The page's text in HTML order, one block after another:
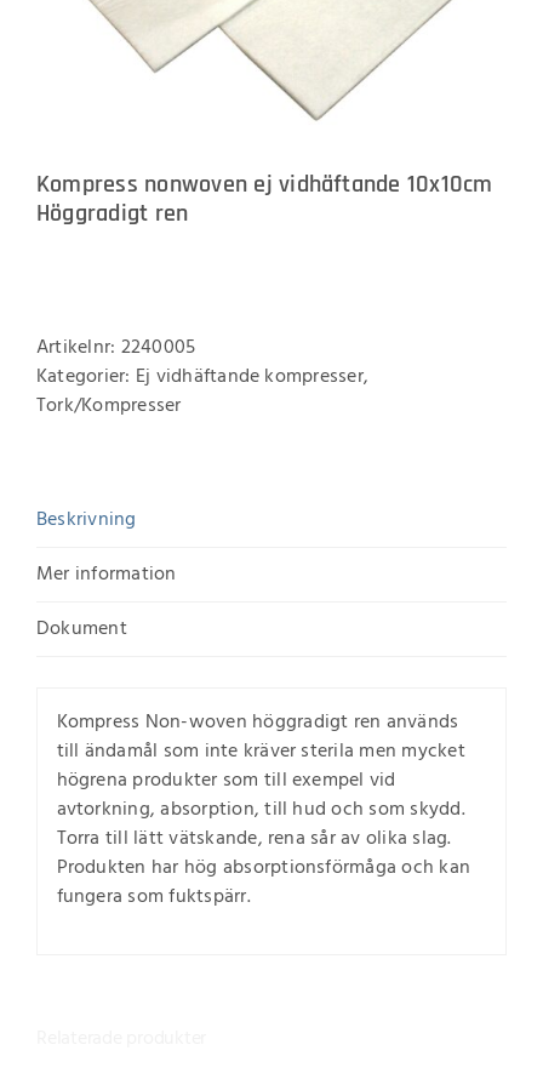
Kompress nonwoven ej vidhäftande 10x10cm
Höggradigt ren
Artikelnr: 2240005
Kategorier: Ej vidhäftande kompresser,
Tork/Kompresser
Beskrivning
Mer information
Dokument
Kompress Non-woven höggradigt ren används
till ändamål som inte kräver sterila men mycket
högrena produkter som till exempel vid
avtorkning, absorption, till hud och som skydd.
Torra till lätt vätskande, rena sår av olika slag.
Produkten har hög absorptionsförmåga och kan
fungera som fuktspärr.